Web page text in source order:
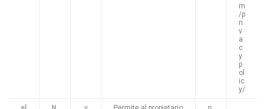
m
/p
ri
v
a
c
y
p
ol
ic
y/